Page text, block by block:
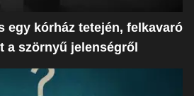
egy kórház tetején, felkavaró
a szörnyű jelenségről